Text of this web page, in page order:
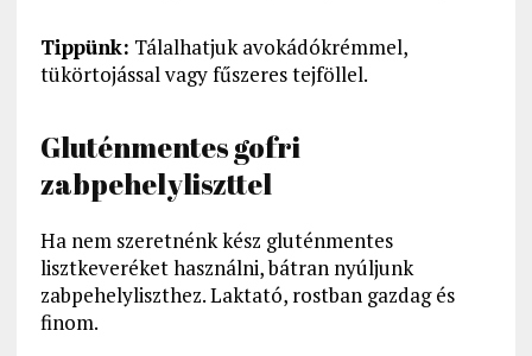
Tippünk: Tálalhatjuk avokádókrémmel,
tükörtojással vagy fűszeres tejföllel.
Gluténmentes gofri
zabpehelyliszttel
Ha nem szeretnénk kész gluténmentes
lisztkeveréket használni, bátran nyúljunk
zabpehelyliszthez. Laktató, rostban gazdag és
finom.